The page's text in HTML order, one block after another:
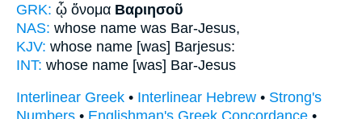
GRK: ᾧ ὄνομα Βαριησοῦ
NAS: whose name was Bar-Jesus,
KJV: whose name [was] Barjesus:
INT: whose name [was] Bar-Jesus
Interlinear Greek • Interlinear Hebrew • Strong's